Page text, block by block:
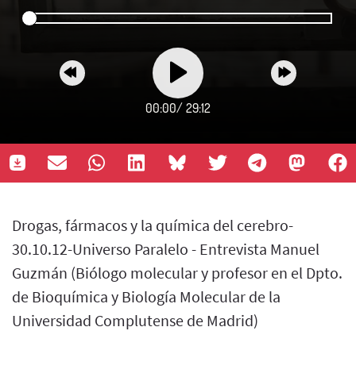
00:00/ 29:12
Drogas, fármacos y la química del cerebro-
30.10.12-Universo Paralelo - Entrevista Manuel
Guzmán (Biólogo molecular y profesor en el Dpto.
de Bioquímica y Biología Molecular de la
Universidad Complutense de Madrid)